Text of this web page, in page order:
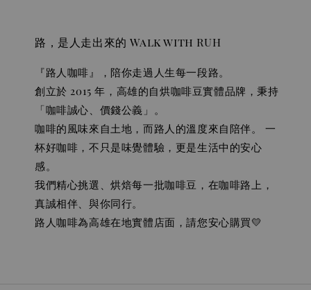
路，是人走出來的 Walk with RUH
『路人咖啡』，陪你走過人生每一段路。
創立於 2015 年，高雄的自烘咖啡豆實體品牌，秉持
「咖啡誠心、價錢公義」。
咖啡的風味來自土地，而路人的溫度來自陪伴。 一
杯好咖啡，不只是味覺體驗，更是生活中的安心
感。
我們精心挑選、烘焙每一批咖啡豆，在咖啡路上，
真誠相伴、與你同行。
路人咖啡為高雄在地實體店面，請您安心購買💛